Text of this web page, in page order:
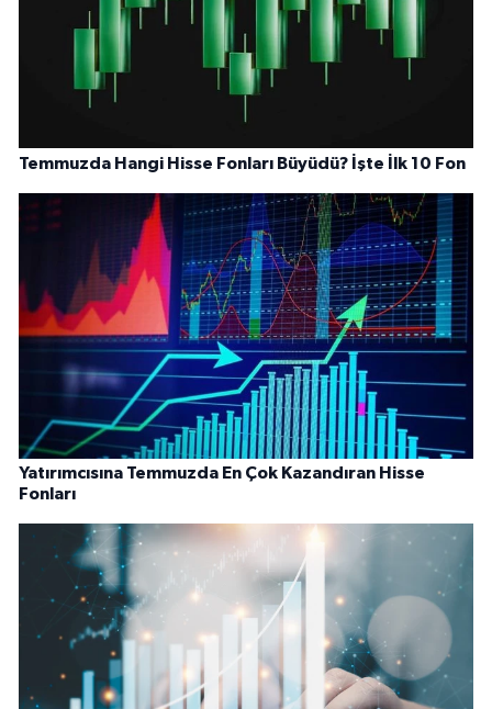
Temmuzda Hangi Hisse Fonları Büyüdü? İşte İlk 10 Fon
Yatırımcısına Temmuzda En Çok Kazandıran Hisse
Fonları